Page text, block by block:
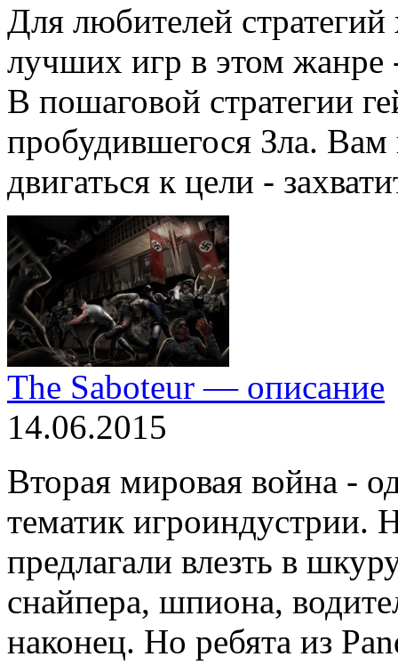
Для любителей стратегий
лучших игр в этом жанре
В пошаговой стратегии
пробудившегося Зла.
двигаться к цели -
The Saboteur — описание
14.06.2015
Вторая мировая война -
тематик игроиндустрии.
предлагали влезть в
снайпера, шпиона,
наконец. Но ребята из